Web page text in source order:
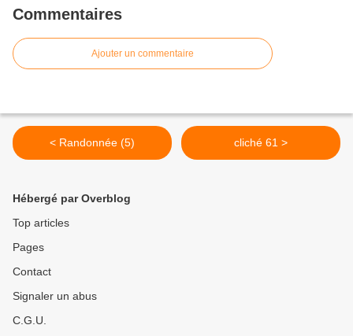
Commentaires
Ajouter un commentaire
< Randonnée (5) cliché 61 >
Hébergé par Overblog
Top articles
Pages
Contact
Signaler un abus
C.G.U.